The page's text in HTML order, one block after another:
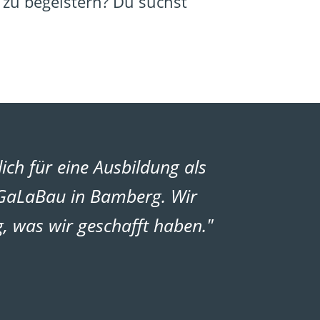
für eine Ausbildung als
in Bamberg. Wir
was wir geschafft haben."